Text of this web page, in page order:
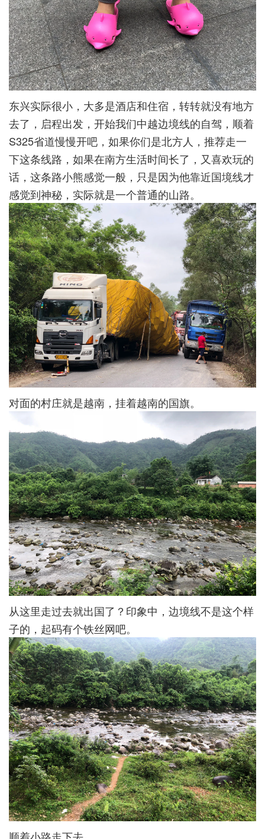
东兴实际很小，大多是酒店和住宿，转转就没有地方
去了，启程出发，开始我们中越边境线的自驾，顺着
S325省道慢慢开吧，如果你们是北方人，推荐走一
下这条线路，如果在南方生活时间长了，又喜欢玩的
话，这条路小熊感觉一般，只是因为他靠近国境线才
感觉到神秘，实际就是一个普通的山路。
对面的村庄就是越南，挂着越南的国旗。
从这里走过去就出国了？印象中，边境线不是这个样
子的，起码有个铁丝网吧。